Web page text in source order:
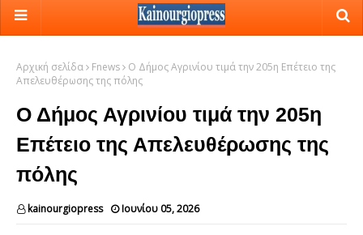
Αρχική σελίδα Fnews
Ο Δήμος Αγρινίου τιμά την 205η Επέτειο της
Απελευθέρωσης της πόλης
Ο Δήμος Αγρινίου τιμά την 205η
Επέτειο της Απελευθέρωσης της
πόλης
kainourgiopress Ιουνίου 05, 2026